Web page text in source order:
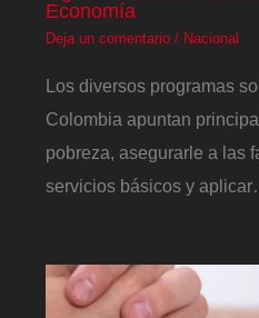
Economía
Deja un comentario / Nacional
Los diversos programas
Colombia apuntan
pobreza, asegurarle a las
servicios básicos y